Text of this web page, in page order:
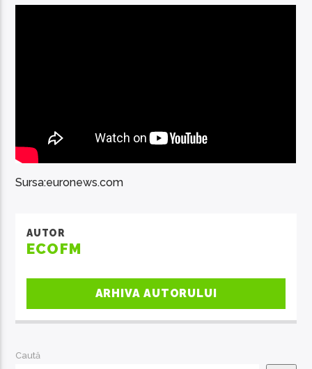
Sursa:euronews.com
AUTOR
ECOFM
ARHIVA AUTORULUI
Caută